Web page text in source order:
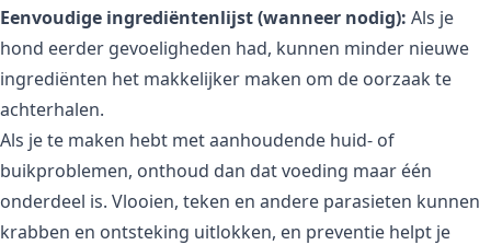
Eenvoudige ingrediëntenlijst (wanneer nodig): Als je
hond eerder gevoeligheden had, kunnen minder nieuwe
ingrediënten het makkelijker maken om de oorzaak te
achterhalen.
Als je te maken hebt met aanhoudende huid- of
buikproblemen, onthoud dan dat voeding maar één
onderdeel is. Vlooien, teken en andere parasieten kunnen
krabben en ontsteking uitlokken, en preventie helpt je